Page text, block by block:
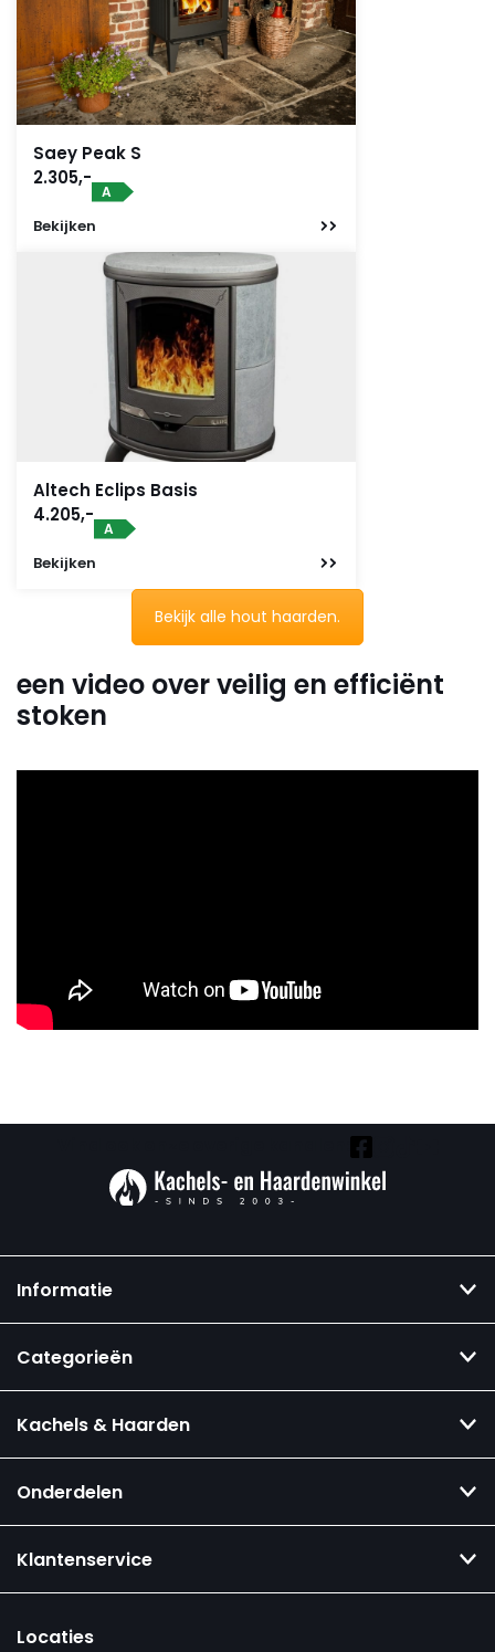
Saey Peak S
2.305,-
A
Bekijken
Altech Eclips Basis
4.205,-
A
Bekijken
Bekijk alle hout haarden.
een video over veilig en efficiënt
stoken
Informatie
Categorieën
Kachels & Haarden
Onderdelen
Klantenservice
Locaties